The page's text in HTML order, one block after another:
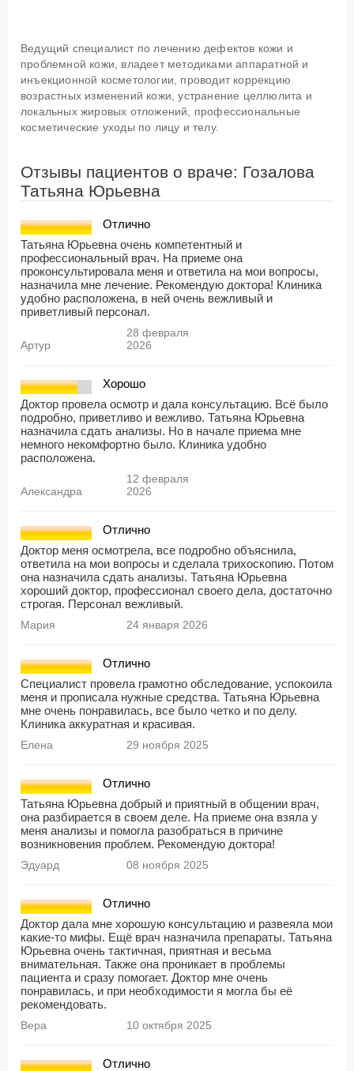
Ведущий специалист по лечению дефектов кожи и
проблемной кожи, владеет методиками аппаратной и
инъекционной косметологии, проводит коррекцию
возрастных изменений кожи, устранение целлюлита и
локальных жировых отложений, профессиональные
косметические уходы по лицу и телу.
Отзывы пациентов о враче: Гозалова
Татьяна Юрьевна
Отлично
Татьяна Юрьевна очень компетентный и
профессиональный врач. На приеме она
проконсультировала меня и ответила на мои вопросы,
назначила мне лечение. Рекомендую доктора! Клиника
удобно расположена, в ней очень вежливый и
приветливый персонал.
Артур
28 февраля
2026
Хорошо
Доктор провела осмотр и дала консультацию. Всё было
подробно, приветливо и вежливо. Татьяна Юрьевна
назначила сдать анализы. Но в начале приема мне
немного некомфортно было. Клиника удобно
расположена.
Александра
12 февраля
2026
Отлично
Доктор меня осмотрела, все подробно объяснила,
ответила на мои вопросы и сделала трихоскопию. Потом
она назначила сдать анализы. Татьяна Юрьевна
хороший доктор, профессионал своего дела, достаточно
строгая. Персонал вежливый.
Мария 24 января 2026
Отлично
Специалист провела грамотно обследование, успокоила
меня и прописала нужные средства. Татьяна Юрьевна
мне очень понравилась, все было четко и по делу.
Клиника аккуратная и красивая.
Елена 29 ноября 2025
Отлично
Татьяна Юрьевна добрый и приятный в общении врач,
она разбирается в своем деле. На приеме она взяла у
меня анализы и помогла разобраться в причине
возникновения проблем. Рекомендую доктора!
Эдуард 08 ноября 2025
Отлично
Доктор дала мне хорошую консультацию и развеяла мои
какие-то мифы. Ещё врач назначила препараты. Татьяна
Юрьевна очень тактичная, приятная и весьма
внимательная. Также она проникает в проблемы
пациента и сразу помогает. Доктор мне очень
понравилась, и при необходимости я могла бы её
рекомендовать.
Вера 10 октября 2025
Отлично